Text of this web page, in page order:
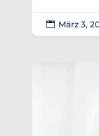
 März 3,